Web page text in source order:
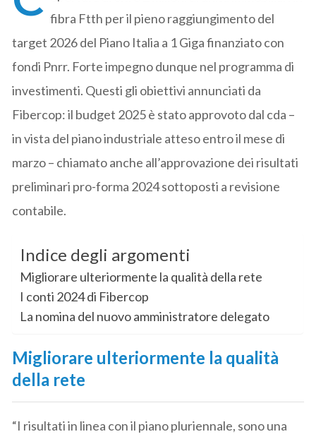
fibra Ftth per il pieno raggiungimento del
target 2026 del Piano Italia a 1 Giga finanziato con
fondi Pnrr. Forte impegno dunque nel programma di
investimenti. Questi gli obiettivi annunciati da
Fibercop: il budget 2025 è stato approvoto dal cda –
in vista del piano industriale atteso entro il mese di
marzo – chiamato anche all’approvazione dei risultati
preliminari pro-forma 2024 sottoposti a revisione
contabile.
Indice degli argomenti
Migliorare ulteriormente la qualità della rete
I conti 2024 di Fibercop
La nomina del nuovo amministratore delegato
Migliorare ulteriormente la qualità
della rete
“I risultati in linea con il piano pluriennale, sono una